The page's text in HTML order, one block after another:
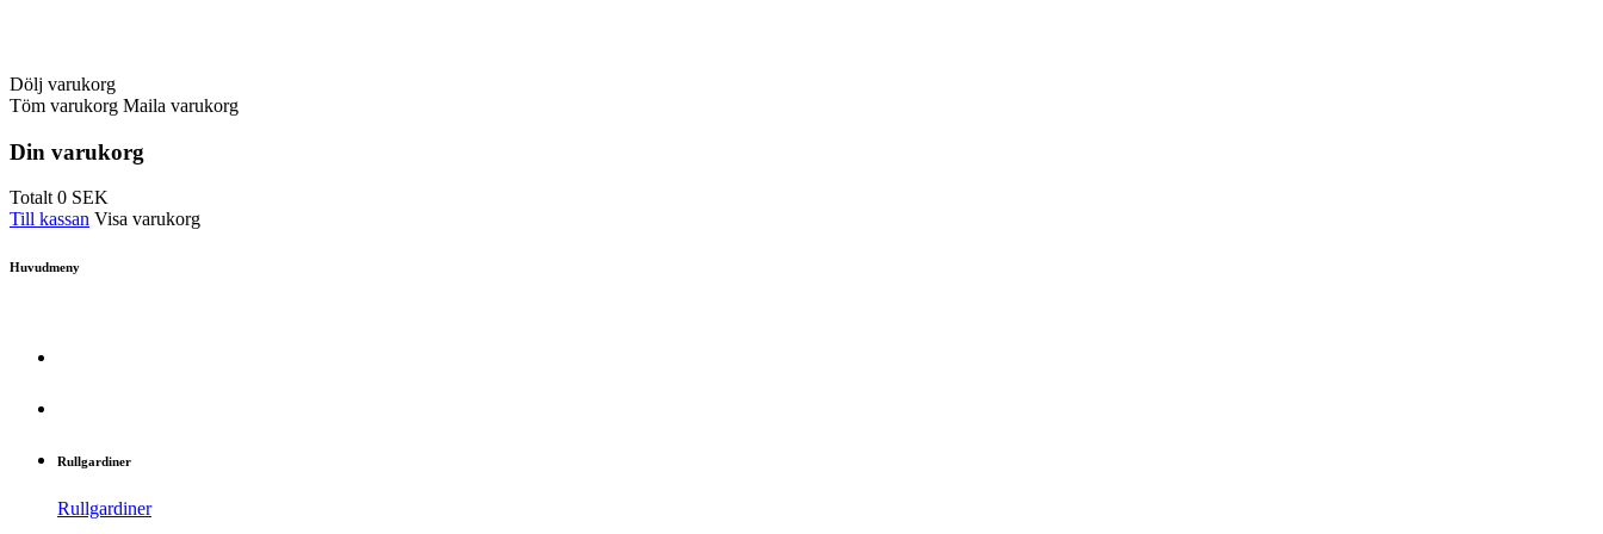
Dölj varukorg
Töm varukorg Maila varukorg
Din varukorg
Totalt0 SEK
Till kassan Visa varukorg
Huvudmeny
Rullgardiner
Rullgardiner